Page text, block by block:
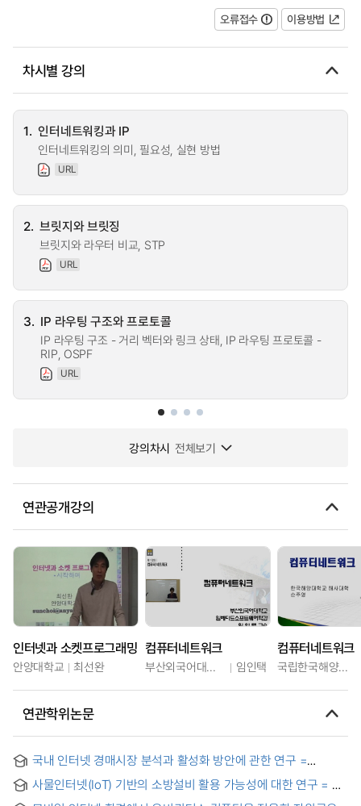
오류접수
이용방법
차시별 강의
1. 인터네트워킹과 IP
인터네트워킹의 의미, 필요성, 실현 방법
URL
2. 브릿지와 브릿징
브릿지와 라우터 비교, STP
URL
3. IP 라우팅 구조와 프로토콜
IP 라우팅 구조 - 거리 벡터와 링크 상태, IP 라우팅 프로토콜 -
RIP, OSPF
URL
강의차시 전체보기
연관공개강의
인터넷과 소켓프로그래밍
안양대학교 최선완
컴퓨터네트워크
부산외국어대학교 임인택
컴퓨터네트워크
국립한국해양대학교
연관학위논문
국내 인터넷 경매시장 분석과 활성화 방안에 관한 연구 =
Analysis and Improvement of The Domestic Internet
Auction Market
사물인터넷(IoT) 기반의 소방설비 활용 가능성에 대한 연구 = A
Study on the Applicability of Internet of Things(IoT)_Based